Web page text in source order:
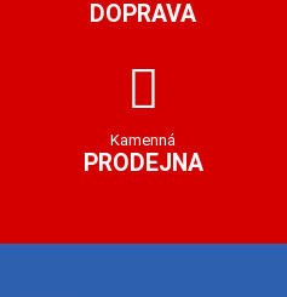
DOPRAVA
Kamenná
PRODEJNA